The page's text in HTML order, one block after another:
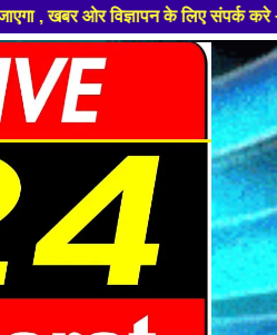
संपर्क करे +91 99681 18192